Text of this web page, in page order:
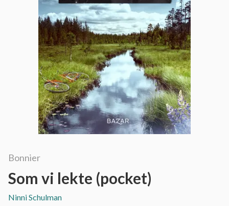
Bonnier
Som vi lekte (pocket)
Ninni Schulman